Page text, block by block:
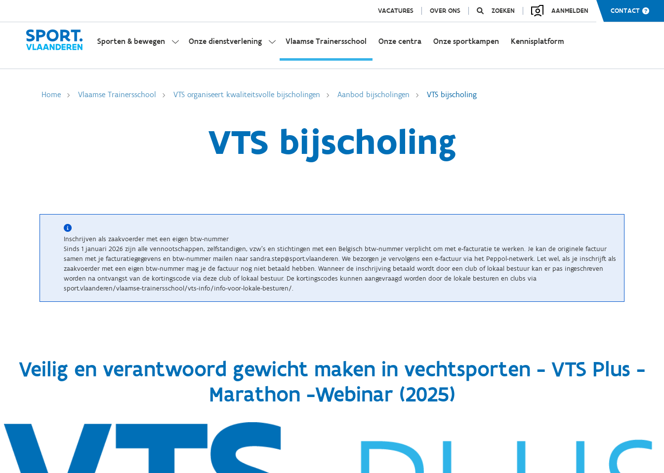
VACATURES OVER ONS ZOEKEN AANMELDEN CONTACT
Sporten & bewegen Onze dienstverlening Vlaamse Trainersschool Onze centra Onze sportkampen Kennisplatform
Home Vlaamse Trainersschool VTS organiseert kwaliteitsvolle bijscholingen Aanbod bijscholingen VTS bijscholing
VTS bijscholing
Inschrijven als zaakvoerder met een eigen btw-nummer
Sinds 1 januari 2026 zijn alle vennootschappen, zelfstandigen, vzw’s en stichtingen met een Belgisch btw-nummer verplicht om met e-facturatie te werken. Je kan de originele factuur
samen met je facturatiegegevens en btw-nummer mailen naar sandra.step@sport.vlaanderen. We bezorgen je vervolgens een e-factuur via het Peppol-netwerk. Let wel, als je inschrijft als
zaakvoerder met een eigen btw-nummer mag je de factuur nog niet betaald hebben. Wanneer de inschrijving betaald wordt door een club of lokaal bestuur kan er pas ingeschreven
worden na ontvangst van de kortingscode via deze club of lokaal bestuur. De kortingscodes kunnen aangevraagd worden door de lokale besturen en clubs via
sport.vlaanderen/vlaamse-trainersschool/vts-info/info-voor-lokale-besturen/.